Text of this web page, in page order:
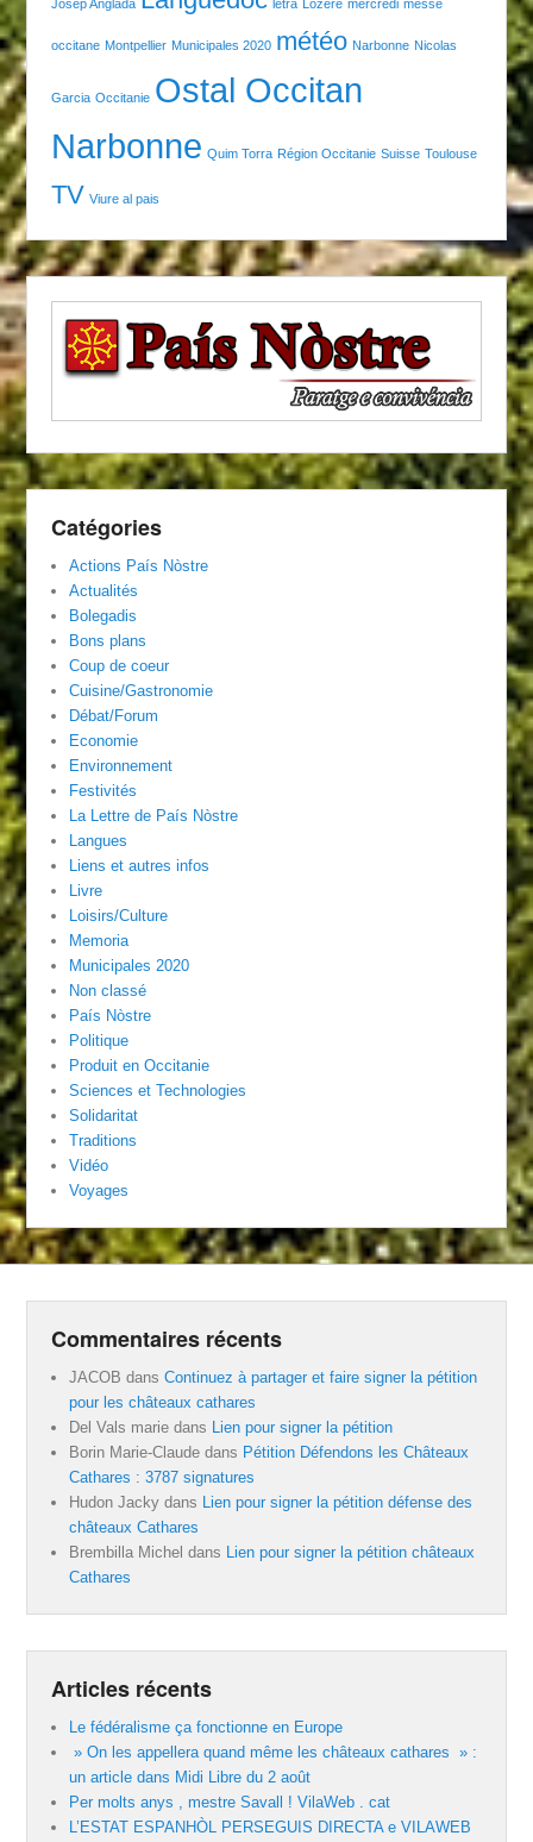
Josèp Anglada letra Lozère mercredi messe
occitane Montpellier Municipales 2020 météo Narbonne Nicolas
Garcia Occitanie Ostal Occitan
Narbonne Quim Torra Région Occitanie Suisse Toulouse
TV Viure al pais
Catégories
Actions País Nòstre
Actualités
Bolegadis
Bons plans
Coup de coeur
Cuisine/Gastronomie
Débat/Forum
Economie
Environnement
Festivités
La Lettre de País Nòstre
Langues
Liens et autres infos
Livre
Loisirs/Culture
Memoria
Municipales 2020
Non classé
País Nòstre
Politique
Produit en Occitanie
Sciences et Technologies
Solidaritat
Traditions
Vidéo
Voyages
Commentaires récents
JACOB dansContinuez à partager et faire signer la pétition
pour les châteaux cathares
Del Vals marie dans Lien pour signer la pétition
Borin Marie-Claude dans Pétition Défendons les Châteaux
Cathares : 3787 signatures
Hudon Jacky dans Lien pour signer la pétition défense des
châteaux Cathares
Brembilla Michel dans Lien pour signer la pétition châteaux
Cathares
Articles récents
Le fédéralisme ça fonctionne en Europe
» On les appellera quand même les châteaux cathares » :
un article dans Midi Libre du 2 août
Per molts anys , mestre Savall ! VilaWeb . cat
L’ESTAT ESPANHÒL PERSEGUIS DIRECTA e VILAWEB